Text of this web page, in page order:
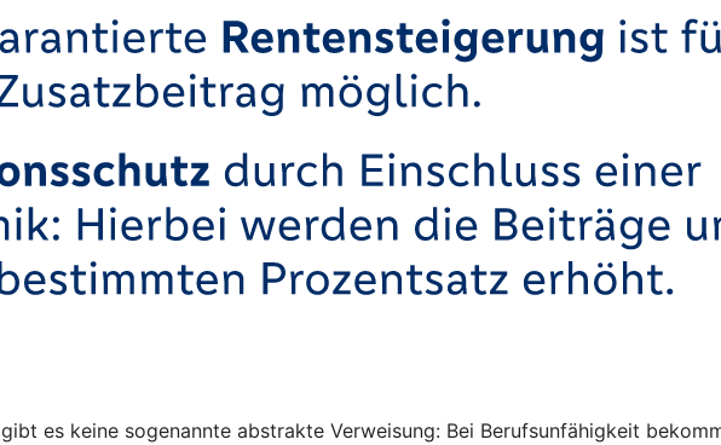
gibt es keine sogenannte abstrakte Verweisung: Bei Berufsunfähigkeit